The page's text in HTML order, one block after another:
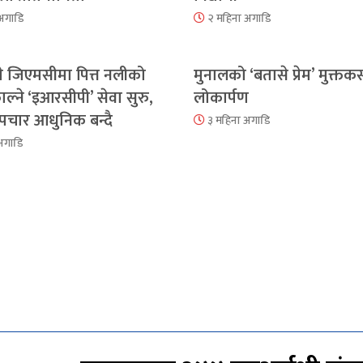
२ महिना अगाडि
पित्त नलीको
‘इआरसीपी’ सेवा सुरु,
आधुनिक बन्दै
मुनालको ‘बतासे प्रेम’
लोकार्पण
३ महिना अगाडि